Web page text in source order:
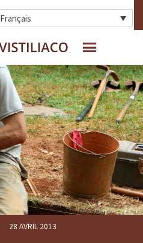
Français
28 AVRIL 2013